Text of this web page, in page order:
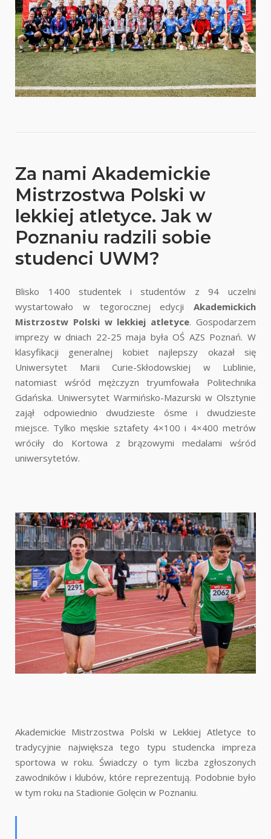
Za nami Akademickie
Mistrzostwa Polski w
lekkiej atletyce. Jak w
Poznaniu radzili sobie
studenci UWM?
Blisko 1400 studentek i studentów z 94 uczelni
wystartowało w tegorocznej edycji Akademickich
Mistrzostw Polski w lekkiej atletyce. Gospodarzem
imprezy w dniach 22-25 maja była OŚ AZS Poznań. W
klasyfikacji generalnej kobiet najlepszy okazał się
Uniwersytet Marii Curie-Skłodowskiej w Lublinie,
natomiast wśród mężczyzn tryumfowała Politechnika
Gdańska. Uniwersytet Warmińsko-Mazurski w Olsztynie
zajął odpowiednio dwudzieste ósme i dwudzieste
miejsce. Tylko męskie sztafety 4×100 i 4×400 metrów
wróciły do Kortowa z brązowymi medalami wśród
uniwersytetów.
Akademickie Mistrzostwa Polski w Lekkiej Atletyce to
tradycyjnie największa tego typu studencka impreza
sportowa w roku. Świadczy o tym liczba zgłoszonych
zawodników i klubów, które reprezentują. Podobnie było
w tym roku na Stadionie Golęcin w Poznaniu.